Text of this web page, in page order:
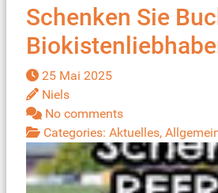
Schenken Sie
25 Mai 2025
Niels
No comments
Categories: Aktuelles,